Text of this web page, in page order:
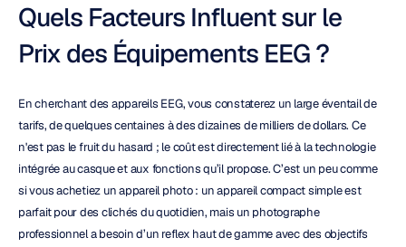
Quels Facteurs Influent sur le
Prix des Équipements EEG ?
En cherchant des appareils EEG, vous constaterez un large éventail de
tarifs, de quelques centaines à des dizaines de milliers de dollars. Ce
n'est pas le fruit du hasard ; le coût est directement lié à la technologie
intégrée au casque et aux fonctions qu’il propose. C’est un peu comme
si vous achetiez un appareil photo : un appareil compact simple est
parfait pour des clichés du quotidien, mais un photographe
professionnel a besoin d’un reflex haut de gamme avec des objectifs